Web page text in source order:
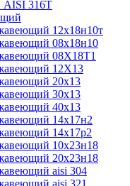
316T
12х18н10т
08х18н10
08Х18Т1
12Х13
20х13
30х13
40х13
14х17н2
14х17р2
10х23н18
20х23н18
aisi 304
aisi 321